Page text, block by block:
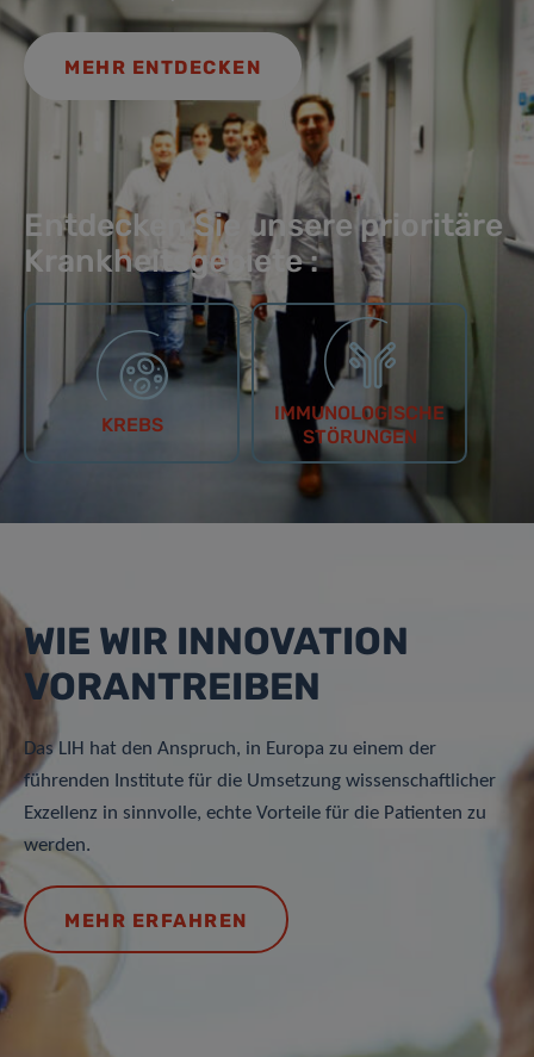
MEHR ENTDECKEN
Entdecken Sie unsere prioritäre
Krankheitsgebiete :
KREBS
IMMUNOLOGISCHE
STÖRUNGEN
WIE WIR INNOVATION
VORANTREIBEN
Das LIH hat den Anspruch, in Europa zu einem der
führenden Institute für die Umsetzung wissenschaftlicher
Exzellenz in sinnvolle, echte Vorteile für die Patienten zu
werden.
MEHR ERFAHREN